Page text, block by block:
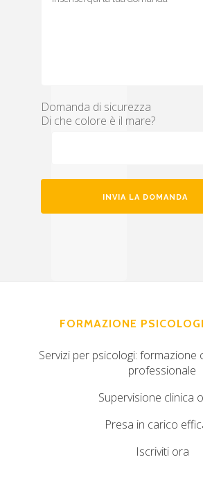
Domanda di sicurezza
Di che colore è il mare?
FORMAZIONE
Servizi per psicologi: formazione
professionale
Supervisione clinica
Presa in carico
Iscriviti ora